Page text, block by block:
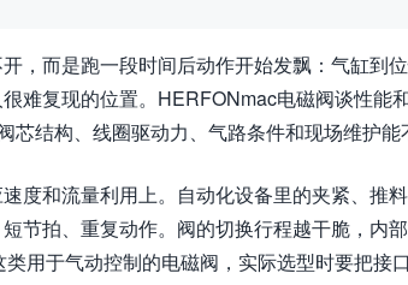
，而是跑一段时间后动作开始发飘：气缸到
难复现的位置。HERFONmac电磁阀谈性能
芯结构、线圈驱动力、气路条件和现场维护能
度和流量利用上。自动化设备里的夹紧、推
节拍、重复动作。阀的切换行程越干脆，内
用于气动控制的电磁阀，实际选型时要把接